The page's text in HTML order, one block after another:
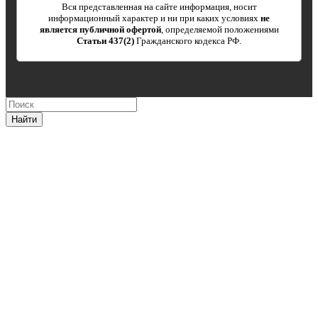
Вся представленная на сайте информация, носит
информационный характер и ни при каких условиях не
является публичной офертой, определяемой положениями
Статьи 437(2) Гражданского кодекса РФ.
Найти